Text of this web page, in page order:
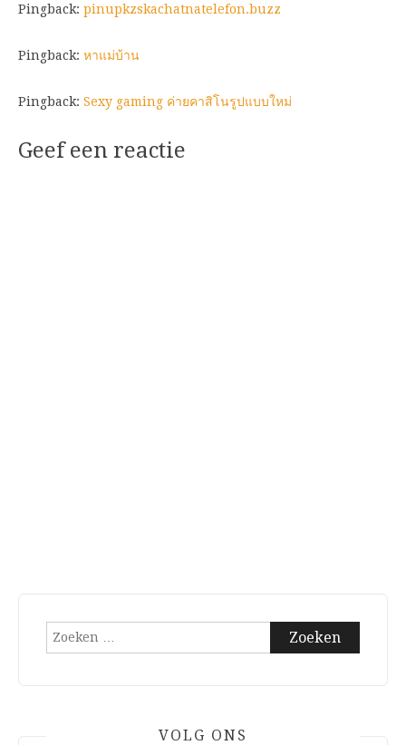
Pingback: pinupkzskachatnatelefon.buzz
Pingback: หาแม่บ้าน
Pingback: Sexy gaming ค่ายคาสิโนรูปแบบใหม่
Geef een reactie
Zoeken
VOLG ONS